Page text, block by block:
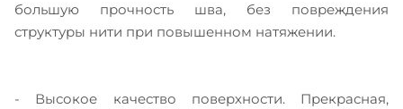
большую прочность шва, без повреждения
структуры нити при повышенном натяжении.
- Высокое качество поверхности. Прекрасная,